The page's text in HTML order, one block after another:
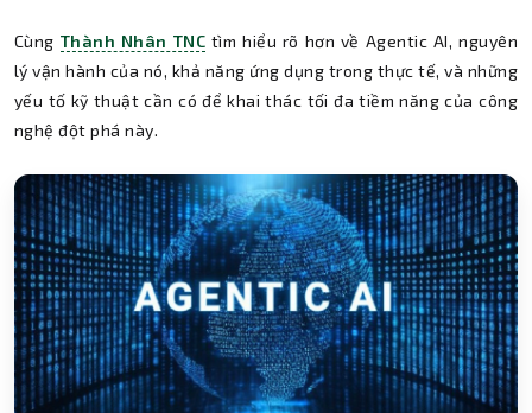
Cùng Thành Nhân TNC tìm hiểu rõ hơn về Agentic AI, nguyên
lý vận hành của nó, khả năng ứng dụng trong thực tế, và những
yếu tố kỹ thuật cần có để khai thác tối đa tiềm năng của công
nghệ đột phá này.